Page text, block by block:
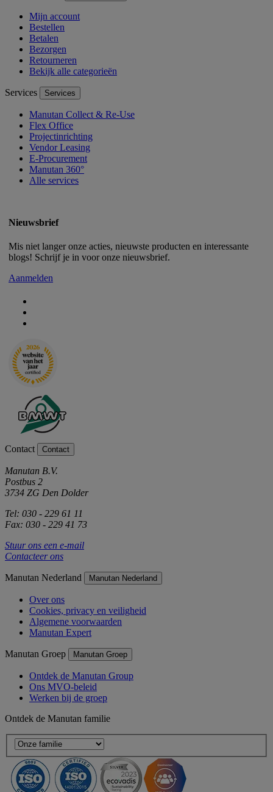
Mijn account
Bestellen
Betalen
Bezorgen
Retourneren
Bekijk alle categorieën
Services Services
Manutan Collect & Re-Use
Flex Office
Projectinrichting
Vendor Leasing
E-Procurement
Manutan 360°
Alle services
Nieuwsbrief
Mis niet langer onze acties, nieuwste producten en interessante
blogs! Schrijf je in voor onze nieuwsbrief.
Aanmelden
Contact Contact
Manutan B.V.
Postbus 2
3734 ZG Den Dolder
Tel: 030 - 229 61 11
Fax: 030 - 229 41 73
Stuur ons een e-mail
Contacteer ons
Manutan Nederland Manutan Nederland
Over ons
Cookies, privacy en veiligheid
Algemene voorwaarden
Manutan Expert
Manutan Groep Manutan Groep
Ontdek de Manutan Group
Ons MVO-beleid
Werken bij de groep
Ontdek de Manutan familie